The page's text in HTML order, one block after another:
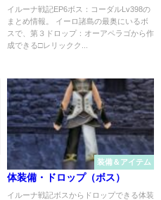
イルーナ戦記EP6ボス：コーダルLv398の
まとめ情報。 イーロ諸島の最奥にいるボ
スで、第３ドロップ：オーアペラゴから作
成できる□レリックク...
装備＆アイテム
体装備・ドロップ（ボス）
イルーナ戦記ボスからドロップできる体装